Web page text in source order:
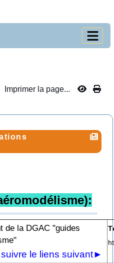
Imprimer la page...
de la DGAC "guides
le liens suivant►